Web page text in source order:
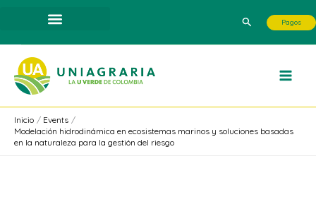
contenido
Buscar Pagos
Inicio
Events
Modelación hidrodinámica en ecosistemas marinos y soluciones basadas
en la naturaleza para la gestión del riesgo